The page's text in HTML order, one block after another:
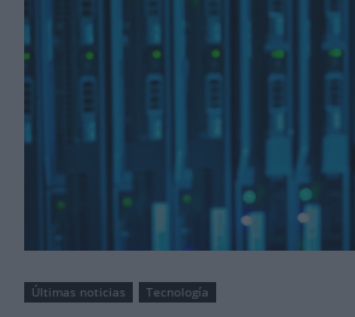
Últimas noticias Tecnología